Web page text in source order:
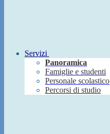
Servizi
Panoramica
Famiglie e studenti
Personale scolastico
Percorsi di studio